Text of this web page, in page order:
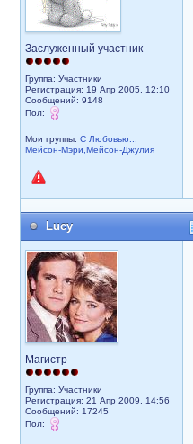
Заслуженный участник
Группа: Участники
Регистрация: 19 Апр 2005, 12:10
Сообщений: 9148
Пол:
Мои группы: С Любовью...
Мейсон-Мэри,Мейсон-Джулия
Lucy
Магистр
Группа: Участники
Регистрация: 21 Апр 2009, 14:56
Сообщений: 17245
Пол: